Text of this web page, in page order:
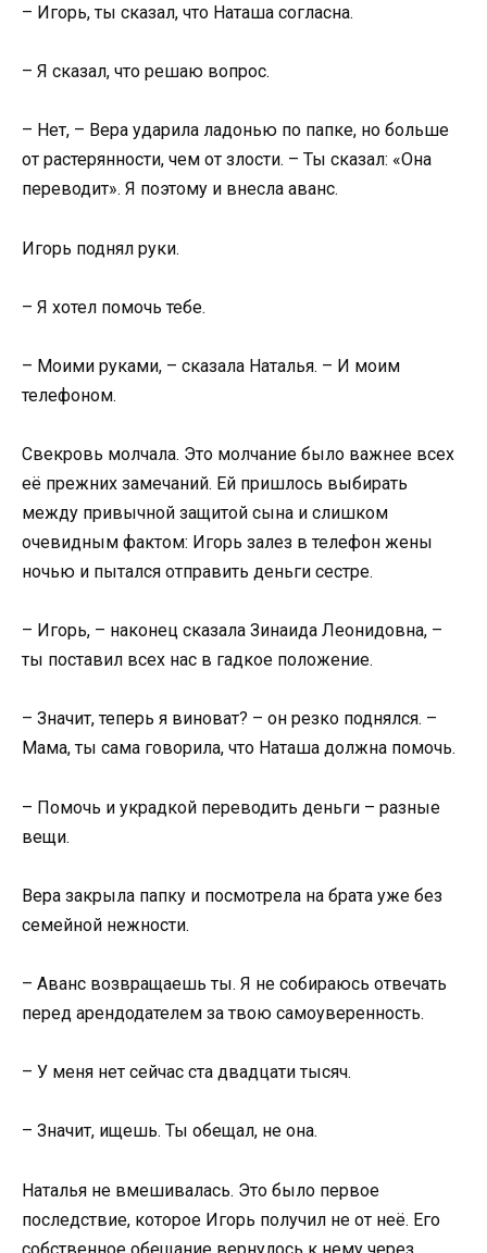
– Игорь, ты сказал, что Наташа согласна.
– Я сказал, что решаю вопрос.
– Нет, – Вера ударила ладонью по папке, но больше
от растерянности, чем от злости. – Ты сказал: «Она
переводит». Я поэтому и внесла аванс.
Игорь поднял руки.
– Я хотел помочь тебе.
– Моими руками, – сказала Наталья. – И моим
телефоном.
Свекровь молчала. Это молчание было важнее всех
её прежних замечаний. Ей пришлось выбирать
между привычной защитой сына и слишком
очевидным фактом: Игорь залез в телефон жены
ночью и пытался отправить деньги сестре.
– Игорь, – наконец сказала Зинаида Леонидовна, –
ты поставил всех нас в гадкое положение.
– Значит, теперь я виноват? – он резко поднялся. –
Мама, ты сама говорила, что Наташа должна помочь.
– Помочь и украдкой переводить деньги – разные
вещи.
Вера закрыла папку и посмотрела на брата уже без
семейной нежности.
– Аванс возвращаешь ты. Я не собираюсь отвечать
перед арендодателем за твою самоуверенность.
– У меня нет сейчас ста двадцати тысяч.
– Значит, ищешь. Ты обещал, не она.
Наталья не вмешивалась. Это было первое
последствие, которое Игорь получил не от неё. Его
собственное обещание вернулось к нему через